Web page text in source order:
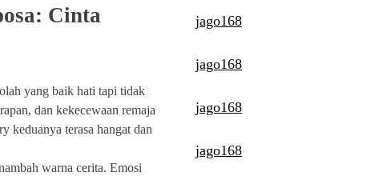
Cinta
yang baik hati tapi tidak
dan kekecewaan remaja
keduanya terasa hangat dan
warna cerita. Emosi
jago168
jago168
jago168
jago168